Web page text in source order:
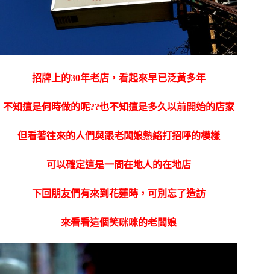
招牌上的30年老店，看起來早已泛黃多年
不知這是何時做的呢??也不知這是多久以前開始的店家
但看著往來的人們與跟老闆娘熱絡打招呼的模樣
可以確定這是一間在地人的在地店
下回朋友們有來到花蓮時，可別忘了造訪
來看看這個笑咪咪的老闆娘